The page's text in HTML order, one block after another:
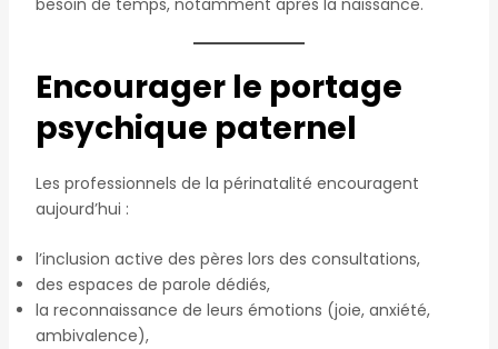
Encourager le portage
psychique paternel
Les professionnels de la périnatalité encouragent
aujourd’hui :
l’inclusion active des pères lors des consultations,
des espaces de parole dédiés,
la reconnaissance de leurs émotions (joie, anxiété,
ambivalence),